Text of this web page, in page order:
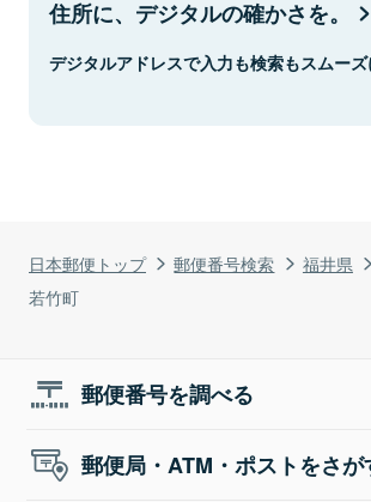
日本郵便トップ 郵便番号検索 福井県
若竹町
住所に、デジタルの確かさを。
デジタルアドレスで入力も検索もスムーズ
郵便番号を調べる
郵便局・ATM・ポストをさが